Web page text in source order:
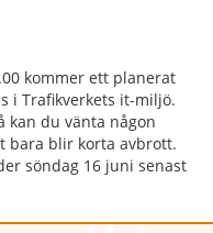
kommer ett planerat
i Trafikverkets it-miljö.
kan du vänta någon
bara blir korta avbrott.
söndag 16 juni senast